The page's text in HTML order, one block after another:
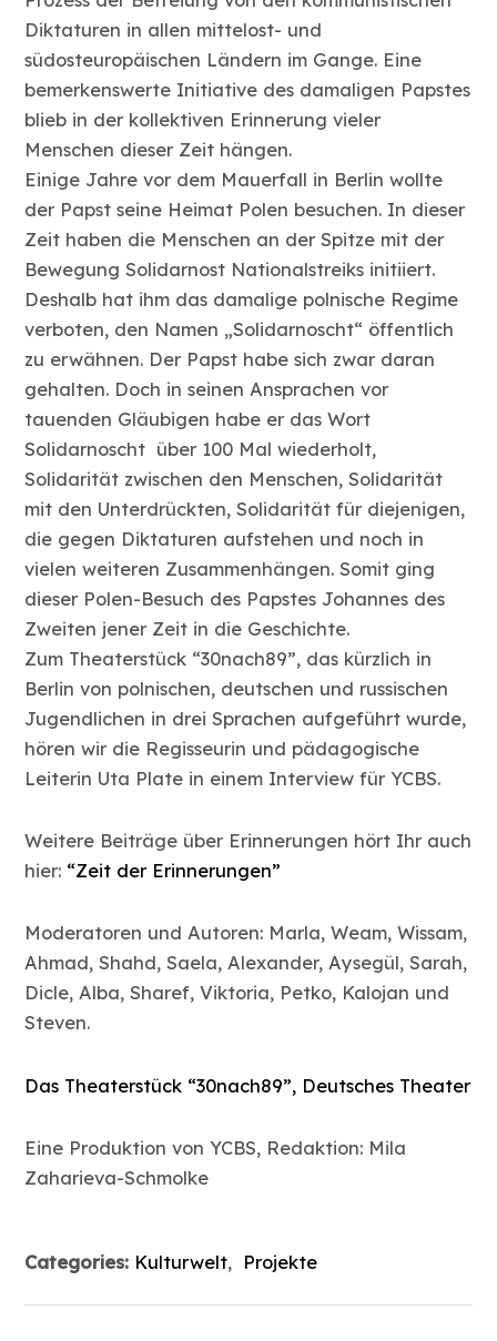
Diktaturen in allen mittelost- und
südosteuropäischen Ländern im Gange. Eine
bemerkenswerte Initiative des damaligen Papstes
blieb in der kollektiven Erinnerung vieler
Menschen dieser Zeit hängen.
Einige Jahre vor dem Mauerfall in Berlin wollte
der Papst seine Heimat Polen besuchen. In dieser
Zeit haben die Menschen an der Spitze mit der
Bewegung Solidarnost Nationalstreiks initiiert.
Deshalb hat ihm das damalige polnische Regime
verboten, den Namen „Solidarnoscht“ öffentlich
zu erwähnen. Der Papst habe sich zwar daran
gehalten. Doch in seinen Ansprachen vor
tauenden Gläubigen habe er das Wort
Solidarnoscht über 100 Mal wiederholt,
Solidarität zwischen den Menschen, Solidarität
mit den Unterdrückten, Solidarität für diejenigen,
die gegen Diktaturen aufstehen und noch in
vielen weiteren Zusammenhängen. Somit ging
dieser Polen-Besuch des Papstes Johannes des
Zweiten jener Zeit in die Geschichte.
Zum Theaterstück “30nach89”, das kürzlich in
Berlin von polnischen, deutschen und russischen
Jugendlichen in drei Sprachen aufgeführt wurde,
hören wir die Regisseurin und pädagogische
Leiterin Uta Plate in einem Interview für YCBS.
Weitere Beiträge über Erinnerungen hört Ihr auch
hier: “Zeit der Erinnerungen”
Moderatoren und Autoren: Marla, Weam, Wissam,
Ahmad, Shahd, Saela, Alexander, Aysegül, Sarah,
Dicle, Alba, Sharef, Viktoria, Petko, Kalojan und
Steven.
Das Theaterstück “30nach89”, Deutsches Theater
Eine Produktion von YCBS, Redaktion: Mila
Zaharieva-Schmolke
Categories: Kulturwelt, Projekte